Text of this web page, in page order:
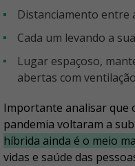
distanciamento entre
cada um levando a
lugar espaçoso, mantendo as janelas grandes
abertas com
Importante analisar que
pandemia voltaram a
híbrida ainda é o meio
vidas e saúde das